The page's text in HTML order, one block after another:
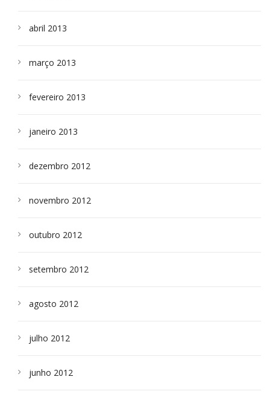
abril 2013
março 2013
fevereiro 2013
janeiro 2013
dezembro 2012
novembro 2012
outubro 2012
setembro 2012
agosto 2012
julho 2012
junho 2012